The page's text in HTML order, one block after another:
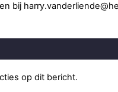
bij
op dit bericht.